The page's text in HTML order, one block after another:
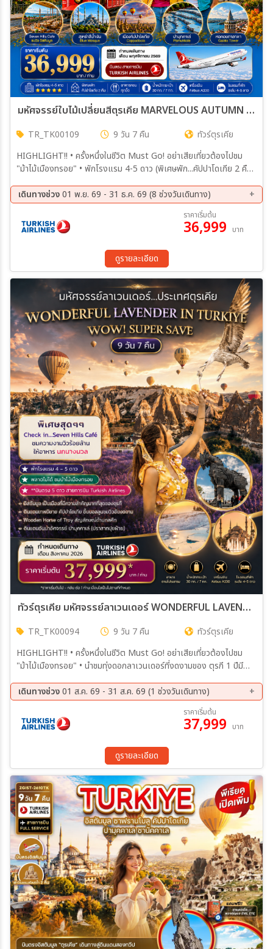
มหัศจรรย์ใบไม้เปลี่ยนสีตุรเคีย MARVELOUS AUTUMN IN TURKIYE 9 วัน 7 คืน พฤศจิกายน 2569 (TK)
TR_TK00109 9 วัน 7 คืน
ทัวร์ตุรเคีย
HIGHLIGHT!! • ครั้งหนึ่งในชีวิต Must Go! อย่าเสียเที่ยวต้องไปชม
"ม้าไม้เมืองทรอย" • พักโรงแรม 4-5 ดาว (พิเศษพัก...คัปปาโดเกีย 2 คืน)
เทพนิยาย คัปปาโดเกีย (ซื้อทัวร์ ขึ้นบอลลูนชมวิว) • ชมดินแดนอันน่า
อัศจรรย์ ปามุคคาเล่ (ปราสาทปุยฝ้าย) • ชมสุสานอตาเติร์ก สุสานที่เก็บร่าง
ของผู้นำที่เปลี่ยนแปลงชาติตุรกี • ชมโรงงานเครื่องหนัง ซึ่งมีชื่อเสียงโด่ง
ดังของประเทศตุรกี • ทะเลสาบโกลจุก (Golcuk Lake) ทะเลสาบน้ำจืดที่
จำลองแห่งเมืองทรอย • ช้อปปิ้งสินค้าพื้นเมืองคุณภาพที่ ตลาดสไปซ์ และ
ย่าน TAKSIM SQUARE • ชม Galata Tower หอคอยแห่งพระคริสต์
และช้อปปิ้งแหล่งใหม่ Galata port Shopping
เดินทางช่วง01 พ.ย. 69 - 31 ธ.ค. 69 (8 ช่วงวันเดินทาง)
07 พ.ย. 69 - 15 พ.ย. 69
11 พ.ย. 69 - 19 พ.ย. 69
14 พ.ย. 69 - 22 พ.ย. 69
18 พ.ย. 69 - 26 พ.ย. 69
21 พ.ย. 69 - 29 พ.ย. 69
30 พ.ย. 69 - 08 ธ.ค. 69
ราคาเริ่มต้น
36,999 บาท
ดูรายละเอียด
ทัวร์ตุรเคีย มหัศจรรย์ลาเวนเดอร์ WONDERFUL LAVENDER IN TURKIYE SUPER SAVE AUGUST 2026 บินตรง 9วัน 7คืน (TK)
TR_TK00094 9 วัน 7 คืน
ทัวร์ตุรเคีย
HIGHLIGHT!! • ครั้งหนึ่งในชีวิต Must Go! อย่าเสียเที่ยวต้องไปชม
"ม้าไม้เมืองทรอย" • นำชมทุ่งดอกลาเวนเดอร์ที่งดงามของ ตุรกี 1 ปีมี
พัก...คัปปาโดเกีย 2 คืน) • ชม สุเหร่าสีน้ำเงิน-ฮิปโปโดรม-สุเหร่าเซนต์
โซเฟีย • ชมดินแดนแห่งเทพนิยาย คัปปาโดเกีย (ซื้อทัวร์ ขึ้นบอลลูนชมวิว)
• ชมดินแดนอันน่าอัศจรรย์ ปามุคคาเล่ (ปราสาทปุยฝ้าย) • ชมสุสานอตา
เติร์ก สุสานที่เก็บร่างของผู้นำที่เปลี่ยนแปลงชาติตุรกี • ชมโรงงานเครื่อง
Lake) ทะเลสาบน้ำจืดที่สวยงดงาม • ซาฟรานโบลู (Safranbolu) เมือง
มรดกโลกทางด้านวัฒนธรรม • ชมสัญลักษณ์อันชาญฉลาดด้านกลศึกของ
นักรบโบราณ ม้าไม้จำลองแห่งเมืองทรอย • ช้อปปิ้งสินค้าพื้นเมือง
คุณภาพที่ ตลาดสไปซ์ และย่าน TAKSIM SQUARE • ชม Galata
Tower หอคอยแห่งพระคริสต์ และช้อปปิ้งแหล่งใหม่ Galata port
Shopping
เดินทางช่วง01 ส.ค. 69 - 31 ส.ค. 69 (1 ช่วงวันเดินทาง)
ราคาเริ่มต้น
37,999 บาท
ดูรายละเอียด